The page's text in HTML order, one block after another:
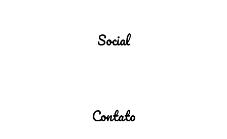
Social
Contato